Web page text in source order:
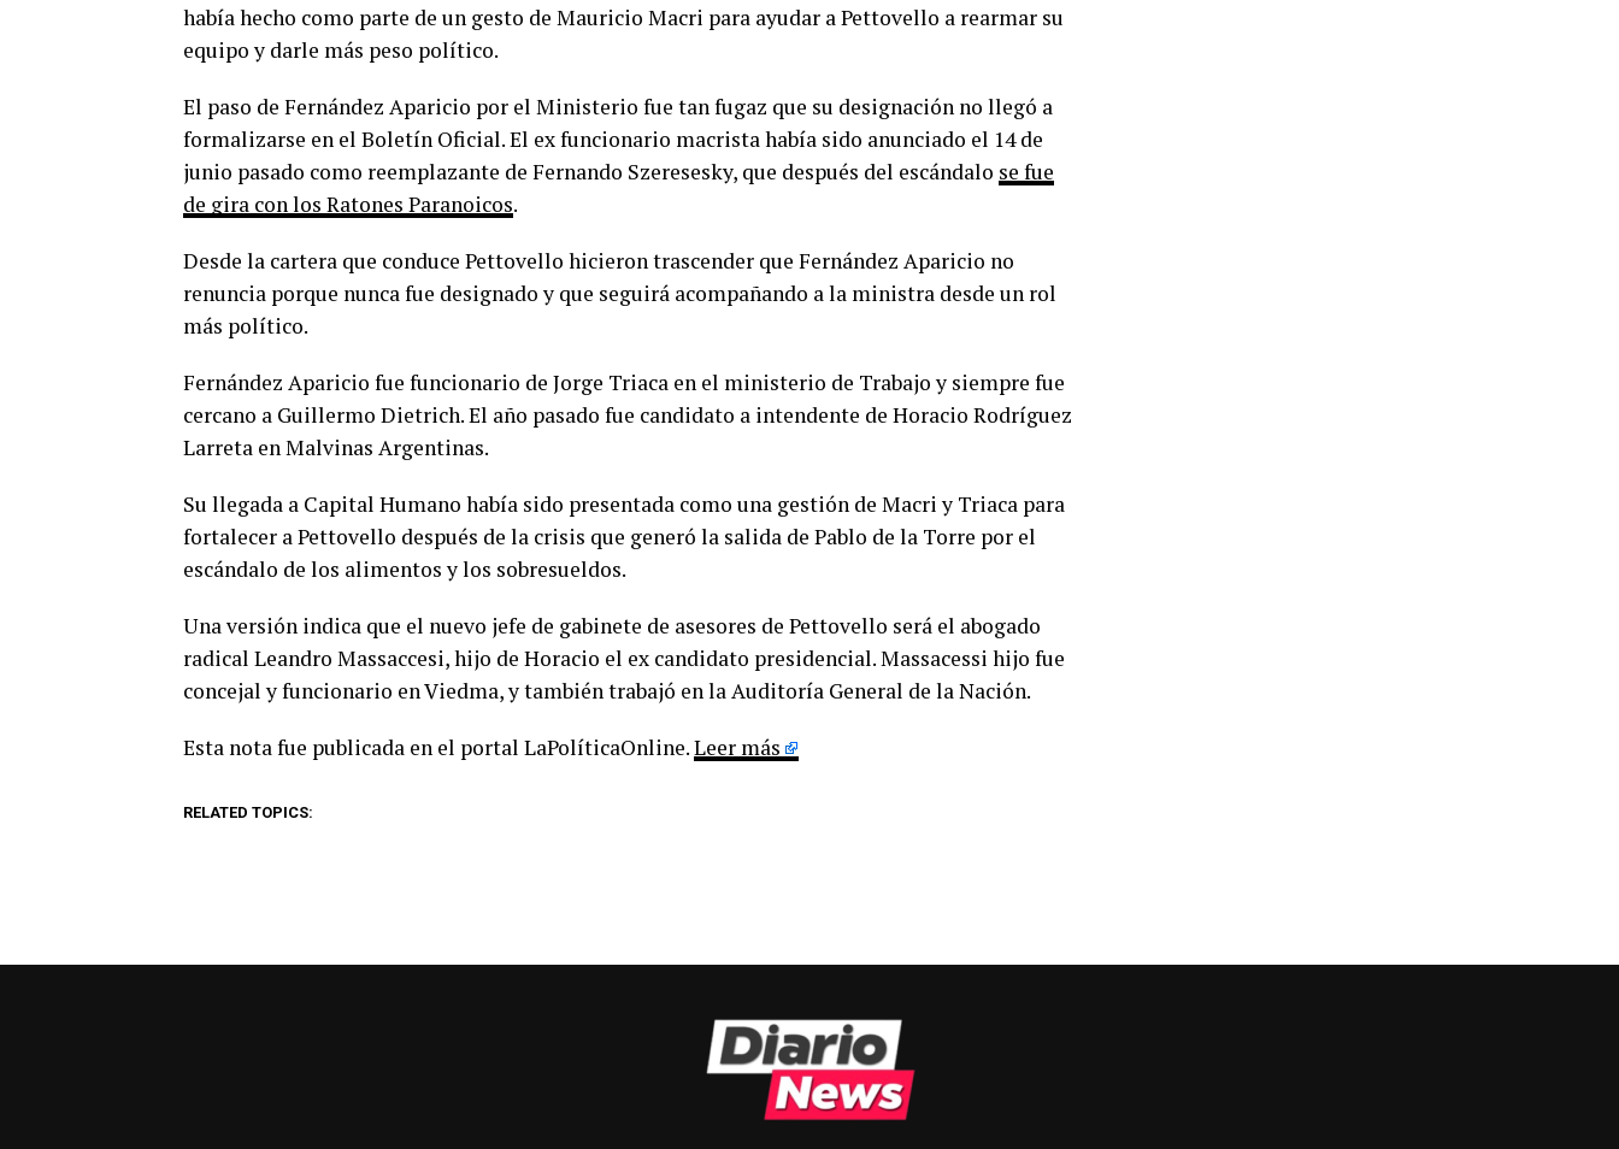
había hecho como parte de un gesto de Mauricio Macri para ayudar a Pettovello a rearmar su
equipo y darle más peso político.
El paso de Fernández Aparicio por el Ministerio fue tan fugaz que su designación no llegó a
formalizarse en el Boletín Oficial. El ex funcionario macrista había sido anunciado el 14 de
junio pasado como reemplazante de Fernando Szeresesky, que después del escándalo se fue
de gira con los Ratones Paranoicos.
Desde la cartera que conduce Pettovello hicieron trascender que Fernández Aparicio no
renuncia porque nunca fue designado y que seguirá acompañando a la ministra desde un rol
más político.
Fernández Aparicio fue funcionario de Jorge Triaca en el ministerio de Trabajo y siempre fue
cercano a Guillermo Dietrich. El año pasado fue candidato a intendente de Horacio Rodríguez
Larreta en Malvinas Argentinas.
Su llegada a Capital Humano había sido presentada como una gestión de Macri y Triaca para
fortalecer a Pettovello después de la crisis que generó la salida de Pablo de la Torre por el
escándalo de los alimentos y los sobresueldos.
Una versión indica que el nuevo jefe de gabinete de asesores de Pettovello será el abogado
radical Leandro Massaccesi, hijo de Horacio el ex candidato presidencial. Massacessi hijo fue
concejal y funcionario en Viedma, y también trabajó en la Auditoría General de la Nación.
Esta nota fue publicada en el portal LaPolíticaOnline.Leer más
RELATED TOPICS: